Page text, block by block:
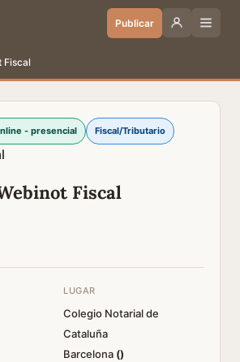
Publicar
Fiscal
- presencial Fiscal/Tributario
Fiscal
LUGAR
Colegio Notarial de
Cataluña
Barcelona ()